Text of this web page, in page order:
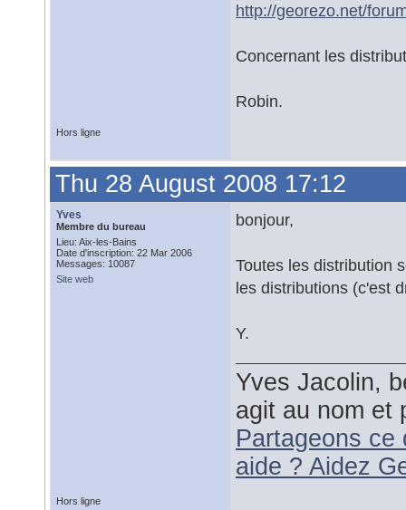
http://georezo.net/
Concernant les
Robin.
Hors ligne
Thu 28 August 2008 17:12
Yves
Membre du bureau
Lieu: Aix-les-Bains
Date d'inscription: 22 Mar 2006
Messages: 10087
Site web
bonjour,
Toutes les distribution
les distributions (c'est
Y.
Yves Jacolin,
agit au nom et
Partageons ce
aide ? Aidez
Hors ligne